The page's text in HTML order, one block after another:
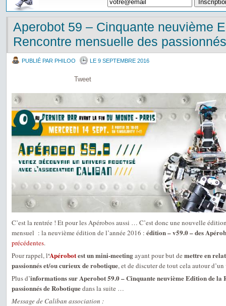
Aperobot 59 – Cinquante neuvième
Rencontre mensuelle des
PUBLIÉ PAR PHILOO LE 9 SEPTEMBRE 2016
Tweet
C’est la rentrée ! Et pour les Apérobos aussi … C’est donc une nouvelle
mensuel : la neuvième édition de l’année 2016 : édition – v59.0 – des
précédentes.
Pour rappel, l‘Apérobotest un mini-meetingayant pour but de mettre en
passionnés et/ou curieux de robotique, et de discuter de tout cela autour d’un
Plus d’informations sur Aperobot 59.0 – Cinquante neuvième Edition de la
passionnés de Robotiquedans la suite …
Message de Caliban association :